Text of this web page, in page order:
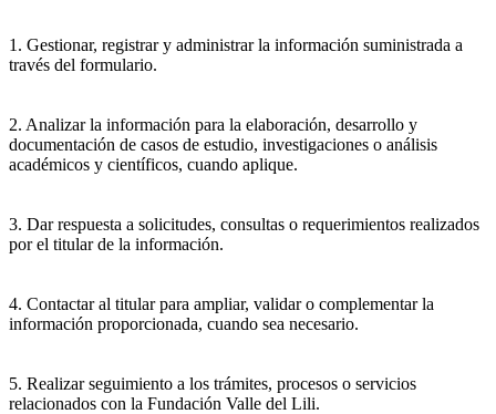
1. Gestionar, registrar y administrar la información suministrada a
través del formulario.
2. Analizar la información para la elaboración, desarrollo y
documentación de casos de estudio, investigaciones o análisis
académicos y científicos, cuando aplique.
3. Dar respuesta a solicitudes, consultas o requerimientos realizados
por el titular de la información.
4. Contactar al titular para ampliar, validar o complementar la
información proporcionada, cuando sea necesario.
5. Realizar seguimiento a los trámites, procesos o servicios
relacionados con la Fundación Valle del Lili.